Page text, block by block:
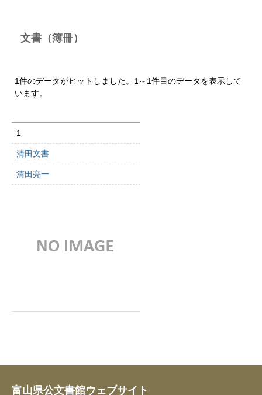
文書（簿冊）
1件のデータがヒットしました。1～1件目のデータを表示して
います。
1
清田文書
清田亮一
富山県公文書館ウェブサイト